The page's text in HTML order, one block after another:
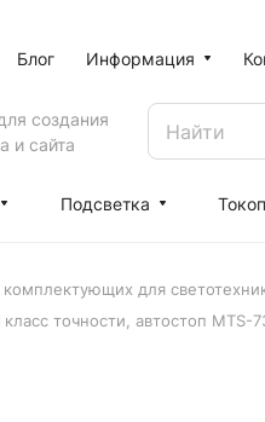
Блог Информация
создания
и сайта
Подсветка
комплектующих для
точности, автостоп MTS-